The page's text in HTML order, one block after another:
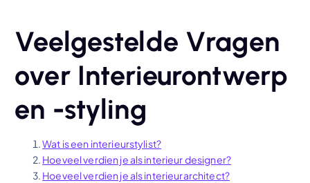
Veelgestelde Vragen
over Interieurontwerp
en -styling
Wat is een interieurstylist?
Hoeveel verdien je als interieur designer?
Hoeveel verdien je als interieurarchitect?